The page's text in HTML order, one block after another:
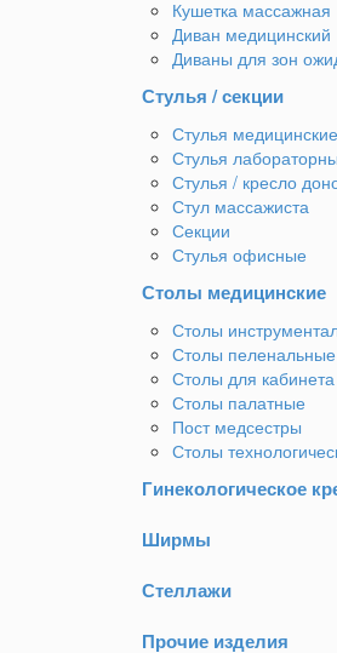
Кушетка массажная
Диван медицинский
Диваны для зон
Стулья / секции
Стулья медицинские
Стулья
Стулья / кресло
Стул массажиста
Секции
Стулья офисные
Столы медицинские
Столы
Столы пеленальные
Столы для кабинета
Столы палатные
Пост медсестры
Столы
Гинекологическое
Ширмы
Стеллажи
Прочие изделия